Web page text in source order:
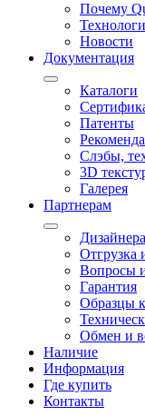
Почему
Новости
Документация
Каталоги
Патенты
Слэбы,
3D
Галерея
Партнерам
Отгрузка
Вопросы
Гарантия
Образцы
Обмен и
Наличие
Информация
Где купить
Контакты